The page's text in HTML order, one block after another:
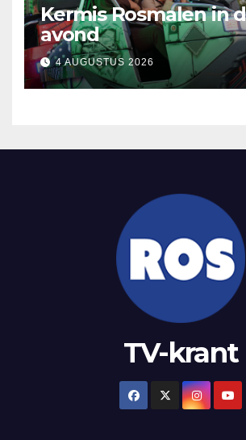
Kermis Rosmalen in
avond
4 AUGUSTUS 2026
TV-krant